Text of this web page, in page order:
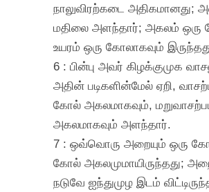
நாலுவிரற்கடை அதிகமானது;
மதிலை அளந்தார்; அகலம் ஒரு
உயரம் ஒரு கோலாகவும்
6 : பின்பு அவர் கிழக்குமுக
அதின் படிகளின்மேல் ஏறி,
கோல் அகலமாகவும்,
அகலமாகவும் அளந்தார்.
7 : ஒவ்வொரு அறையும் ஒரு
கோல் அகலமுமாயிருந்தது;
நடுவே ஐந்துமுழ இடம்